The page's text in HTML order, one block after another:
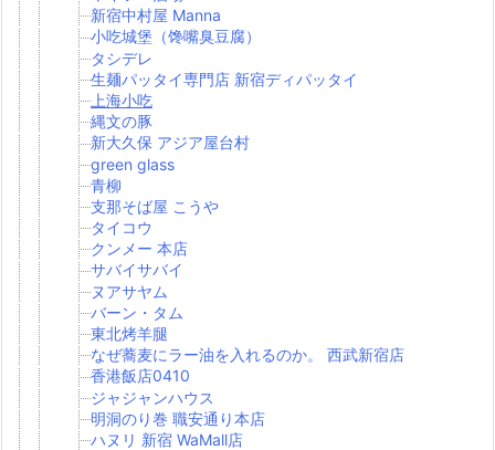
新宿中村屋 Manna
小吃城堡（馋嘴臭豆腐）
タシデレ
生麺パッタイ専門店 新宿ディパッタイ
上海小吃
縄文の豚
新大久保 アジア屋台村
green glass
青柳
支那そば屋 こうや
タイコウ
クンメー 本店
サバイサバイ
ヌアサヤム
バーン・タム
東北烤羊腿
なぜ蕎麦にラー油を入れるのか。 西武新宿店
香港飯店0410
ジャジャンハウス
明洞のり巻 職安通り本店
ハヌリ 新宿 WaMall店